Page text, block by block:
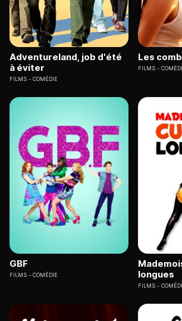
Adventureland, job d'été
à éviter
FILMS COMÉDIE
Les
FILMS
GBF
FILMS COMÉDIE
longues
FILMS